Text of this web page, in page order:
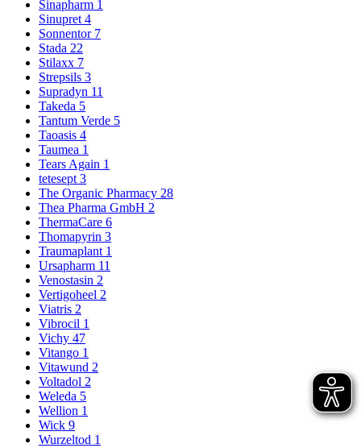
Sinapharm 1
Sinupret 4
Sonnentor 7
Stada 22
Stilaxx 7
Strepsils 3
Supradyn 11
Takeda 5
Tantum Verde 5
Taoasis 4
Taumea 1
Tears Again 1
tetesept 3
The Organic Pharmacy 28
Thea Pharma GmbH 2
ThermaCare 6
Thomapyrin 3
Traumaplant 1
Ursapharm 11
Venostasin 2
Vertigoheel 2
Viatris 2
Vibrocil 1
Vichy 47
Vitango 1
Vitawund 2
Voltadol 2
Weleda 5
Wellion 1
Wick 9
Wurzeltod 1